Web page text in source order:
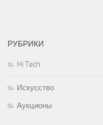
РУБРИКИ
Hi Tech
Искусство
Аукционы